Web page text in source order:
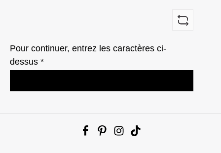
Pour continuer, entrez les caractères ci-
dessus *